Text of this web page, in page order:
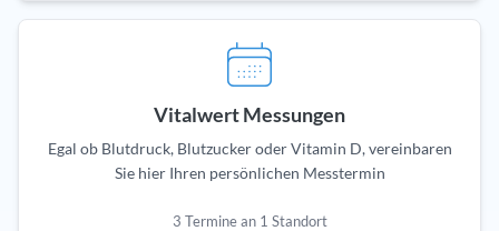
Vitalwert Messungen
Egal ob Blutdruck, Blutzucker oder Vitamin D, vereinbaren
Sie hier Ihren persönlichen Messtermin
3 Termine an 1 Standort